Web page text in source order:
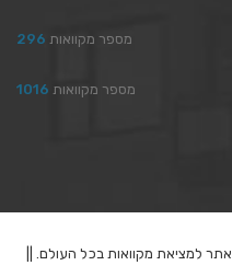
296 מספר מקוואות
1016 מספר מקוואות
אתר למציאת מקוואות בכל העולם. ||